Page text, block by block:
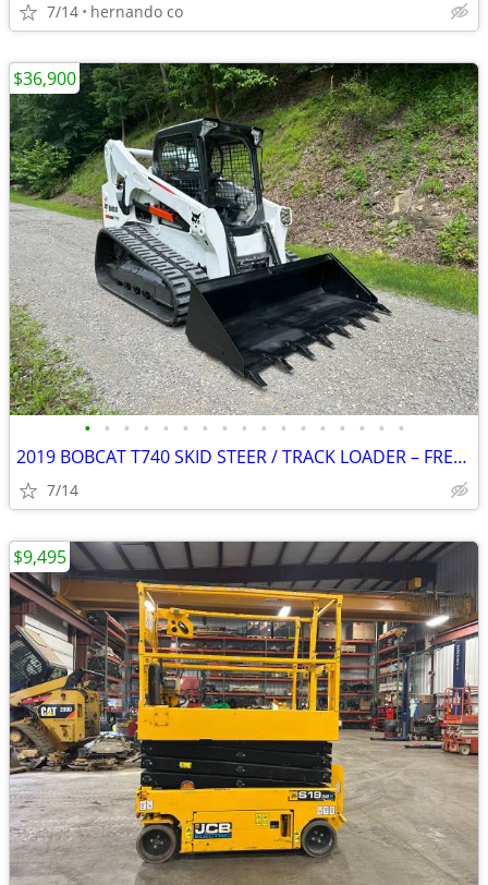
7/14 hernando co
• • • • • • • • • • • • • • • • •
2019 BOBCAT T740 SKID STEER / TRACK LOADER – FREE DELIVERY
7/14
$36,900
$9,495